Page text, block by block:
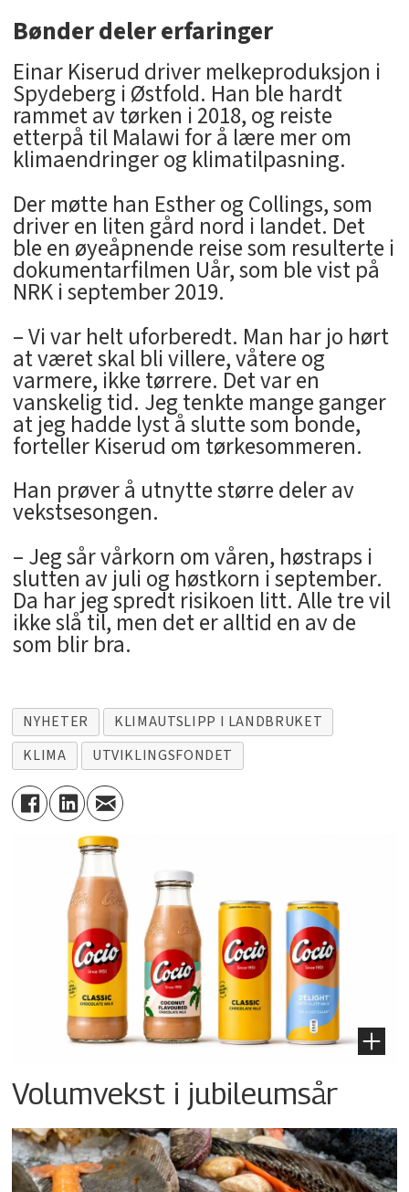
Bønder deler erfaringer
Einar Kiserud driver melkeproduksjon i
Spydeberg i Østfold. Han ble hardt
rammet av tørken i 2018, og reiste
etterpå til Malawi for å lære mer om
klimaendringer og klimatilpasning.
Der møtte han Esther og Collings, som
driver en liten gård nord i landet. Det
ble en øyeåpnende reise som resulterte i
dokumentarfilmen Uår, som ble vist på
NRK i september 2019.
– Vi var helt uforberedt. Man har jo hørt
at været skal bli villere, våtere og
varmere, ikke tørrere. Det var en
vanskelig tid. Jeg tenkte mange ganger
at jeg hadde lyst å slutte som bonde,
forteller Kiserud om tørkesommeren.
Han prøver å utnytte større deler av
vekstsesongen.
– Jeg sår vårkorn om våren, høstraps i
slutten av juli og høstkorn i september.
Da har jeg spredt risikoen litt. Alle tre vil
ikke slå til, men det er alltid en av de
som blir bra.
NYHETER
KLIMAUTSLIPP I LANDBRUKET
KLIMA
UTVIKLINGSFONDET
Volumvekst i jubileumsår